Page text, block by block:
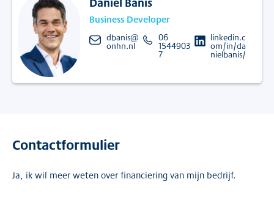
Business Developer
dbanis@
onhn.nl
06
1544903
7
linkedin.c
om/in/da
nielbanis/
Contactformulier
Ja, ik wil meer weten over financiering van mijn bedrijf.